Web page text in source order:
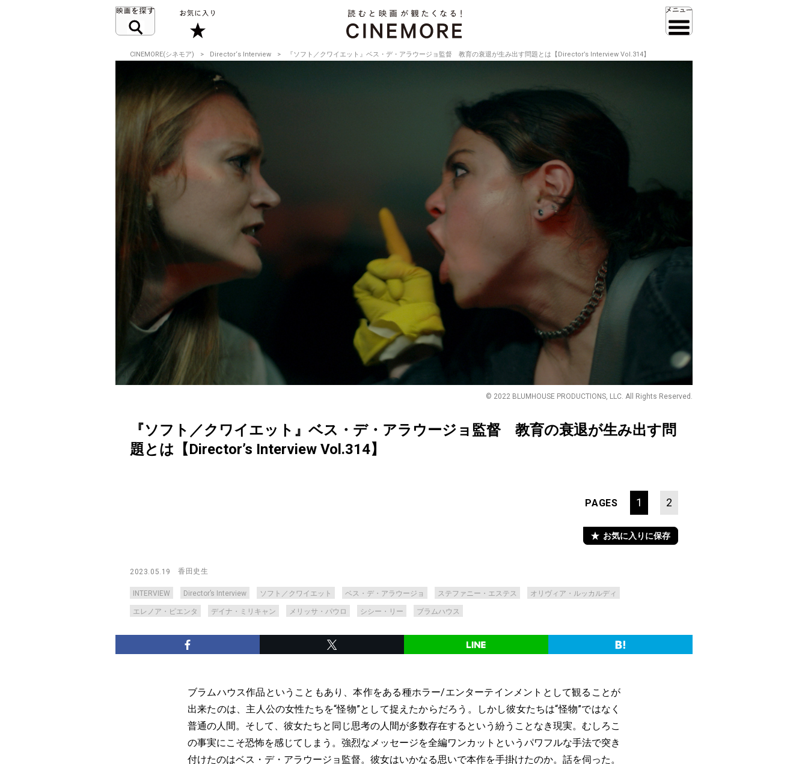
CINEMORE(シネモア) Director‘s Interview 『ソフト／クワイエット』ベス・デ・アラウージョ監督 教育の衰退が生み出す問題とは【Director’s Interview Vol.314】
© 2022 BLUMHOUSE PRODUCTIONS, LLC. All Rights Reserved.
『ソフト／クワイエット』ベス・デ・アラウージョ監督 教育の衰退が生み出す問
題とは【Director’s Interview Vol.314】
PAGES 1 2
お気に入りに保存
2023.05.19 香田史生
INTERVIEW Director’s Interview ソフト／クワイエット ベス・デ・アラウージョ ステファニー・エステス オリヴィア・ルッカルディ
エレノア・ピエンタ デイナ・ミリキャン メリッサ・パウロ シシー・リー ブラムハウス
ブラムハウス作品ということもあり、本作をある種ホラー/エンターテインメントとして観ることが
出来たのは、主人公の女性たちを“怪物”として捉えたからだろう。しかし彼女たちは“怪物”ではなく
普通の人間。そして、彼女たちと同じ思考の人間が多数存在するという紛うことなき現実。むしろこ
の事実にこそ恐怖を感じてしまう。強烈なメッセージを全編ワンカットというパワフルな手法で突き
付けたのはベス・デ・アラウージョ監督。彼女はいかなる思いで本作を手掛けたのか。話を伺った。